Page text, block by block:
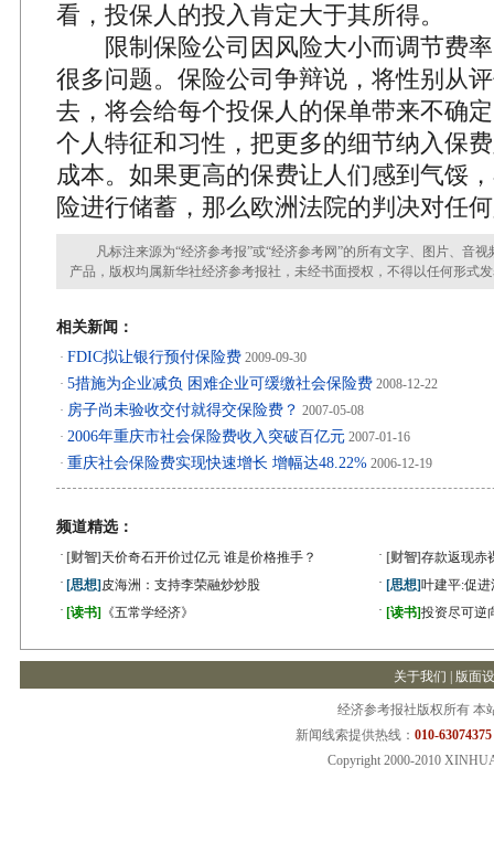
看，投保人的投入肯定大于其所得。
限制保险公司因风险大小而调节费率
很多问题。保险公司争辩说，将性别从
去，将会给每个投保人的保单带来不确
个人特征和习性，把更多的细节纳入保
成本。如果更高的保费让人们感到气馁
险进行储蓄，那么欧洲法院的判决对任
凡标注来源为“经济参考报”或“经济参考网”的所有文字、图片、音视
产品，版权均属新华社经济参考报社，未经书面授权，不得以任何形式
相关新闻：
· FDIC拟让银行预付保险费 2009-09-30
· 5措施为企业减负 困难企业可缓缴社会保险费 2008-12-22
· 房子尚未验收交付就得交保险费？ 2007-05-08
· 2006年重庆市社会保险费收入突破百亿元 2007-01-16
· 重庆社会保险费实现快速增长 增幅达48.22% 2006-12-19
频道精选：
· [财智] 天价奇石开价过亿元 谁是价格推手？ · [财智]存款返现赤
· [思想] 皮海洲：支持李荣融炒炒股 · [思想]叶建平:促
· [读书] 《五常学经济》 · [读书]投资尽可逆
关于我们 版面
经济参考报社版权所有 本
新闻线索提供热线： 010-
Copyright 2000-2010